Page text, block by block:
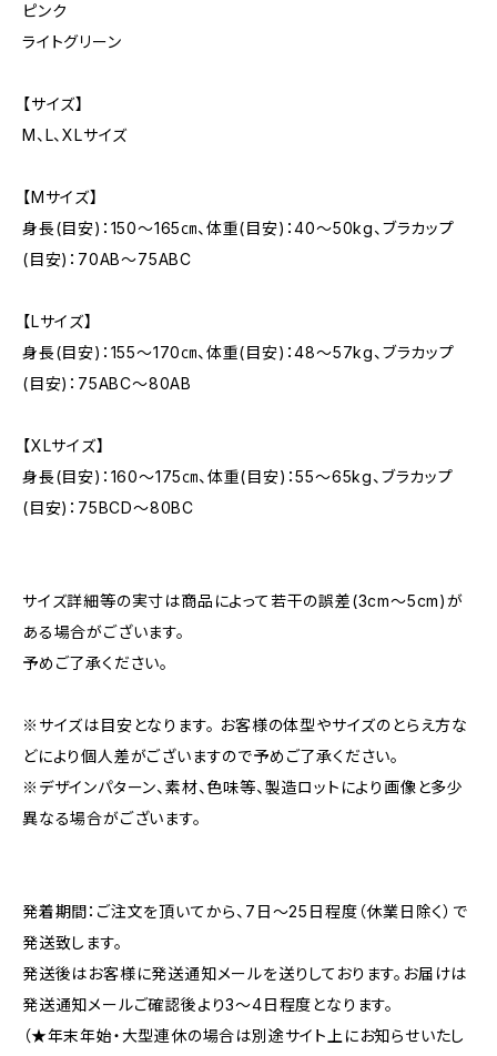
ピンク
ライトグリーン
【サイズ】
M、L、XLサイズ
【Mサイズ】
身長(目安)：150〜165㎝、体重(目安)：40〜50kg、ブラカップ
(目安)：70AB〜75ABC
【Lサイズ】
身長(目安)：155〜170㎝、体重(目安)：48〜57kg、ブラカップ
(目安)：75ABC〜80AB
【XLサイズ】
身長(目安)：160〜175㎝、体重(目安)：55〜65kg、ブラカップ
(目安)：75BCD〜80BC
サイズ詳細等の実寸は商品によって若干の誤差(3cm〜5cm)が
ある場合がございます。
予めご了承ください。
※サイズは目安となります。 お客様の体型やサイズのとらえ方な
どにより個人差がございますので予めご了承ください。
※デザインパターン、素材、色味等、製造ロットにより画像と多少
異なる場合がございます。
発着期間：ご注文を頂いてから、7日〜25日程度（休業日除く）で
発送致します。
発送後はお客様に発送通知メールを送りしております。お届けは
発送通知メールご確認後より3〜4日程度となります。
（★年末年始・大型連休の場合は別途サイト上にお知らせいたし